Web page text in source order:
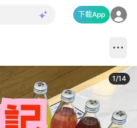
下載App
1/14